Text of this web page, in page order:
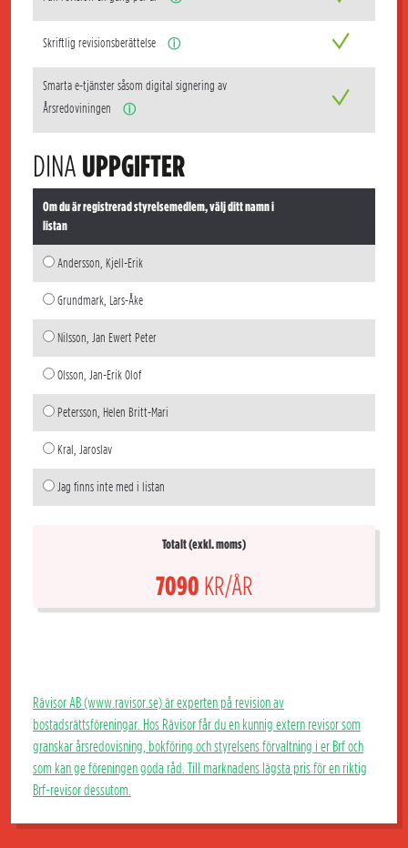
Skriftlig revisionsberättelse ⓘ
Smarta e-tjänster såsom digital signering av
Årsredoviningen
ⓘ
DINA UPPGIFTER
Om du är registrerad styrelsemedlem, välj ditt namn i
listan
Andersson, Kjell-Erik
Grundmark, Lars-Åke
Nilsson, Jan Ewert Peter
Olsson, Jan-Erik Olof
Petersson, Helen Britt-Mari
Kral, Jaroslav
Jag finns inte med i listan
Totalt (exkl. moms)
7090 KR/ÅR
Rävisor AB (www.ravisor.se) är experten på revision av
bostadsrättsföreningar. Hos Rävisor får du en kunnig extern revisor som
granskar årsredovisning, bokföring och styrelsens förvaltning i er Brf och
som kan ge föreningen goda råd. Till marknadens lägsta pris för en riktig
Brf-revisor dessutom.